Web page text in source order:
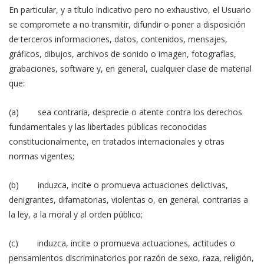
En particular, y a título indicativo pero no exhaustivo, el Usuario
se compromete a no transmitir, difundir o poner a disposición
de terceros informaciones, datos, contenidos, mensajes,
gráficos, dibujos, archivos de sonido o imagen, fotografías,
grabaciones, software y, en general, cualquier clase de material
que:
(a) sea contraria, desprecie o atente contra los derechos
fundamentales y las libertades públicas reconocidas
constitucionalmente, en tratados internacionales y otras
normas vigentes;
(b) induzca, incite o promueva actuaciones delictivas,
denigrantes, difamatorias, violentas o, en general, contrarias a
la ley, a la moral y al orden público;
(c) induzca, incite o promueva actuaciones, actitudes o
pensamientos discriminatorios por razón de sexo, raza, religión,